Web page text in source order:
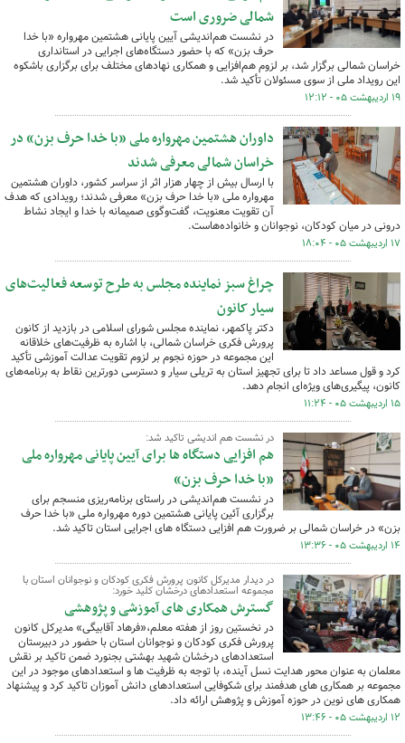
شمالی ضروری است
در نشست هم‌اندیشی آیین پایانی هشتمین مهرواره «با خدا
حرف بزن» که با حضور دستگاه‌های اجرایی در استانداری
خراسان شمالی برگزار شد، بر لزوم هم‌افزایی و همکاری نهادهای مختلف برای برگزاری باشکوه
این رویداد ملی از سوی مسئولان تأکید شد.
۱۹ اردیبهشت ۰۵ - ۱۲:۱۲
داوران هشتمین مهرواره ملی «با خدا حرف بزن» در
خراسان شمالی معرفی شدند
با ارسال بیش از چهار هزار اثر از سراسر کشور، داوران هشتمین
مهرواره ملی «با خدا حرف بزن» معرفی شدند؛ رویدادی که هدف
آن تقویت معنویت، گفت‌وگوی صمیمانه با خدا و ایجاد نشاط
درونی در میان کودکان، نوجوانان و خانواده‌هاست.
۱۷ اردیبهشت ۰۵ - ۱۸:۰۴
چراغ سبز نماینده مجلس به طرح توسعه فعالیت‌های
سیار کانون
دکتر پاکمهر، نماینده مجلس شورای اسلامی در بازدید از کانون
پرورش فکری خراسان شمالی، با اشاره به ظرفیت‌های خلاقانه
این مجموعه در حوزه نجوم بر لزوم تقویت عدالت آموزشی تأکید
کرد و قول مساعد داد تا برای تجهیز استان به تریلی سیار و دسترسی دورترین نقاط به برنامه‌های
کانون، پیگیری‌های ویژه‌ای انجام دهد.
۱۵ اردیبهشت ۰۵ - ۱۱:۲۴
در نشست هم اندیشی تاکید شد:
هم افزایی دستگاه ها برای آیین پایانی مهرواره ملی
«با خدا حرف بزن»
در نشست هم‌اندیشی در راستای برنامه‌ریزی منسجم برای
برگزاری آئین پایانی هشتمین دوره مهرواره ملی «با خدا حرف
بزن» در خراسان شمالی بر ضرورت هم افزایی دستگاه های اجرایی استان تاکید شد.
۱۴ اردیبهشت ۰۵ - ۱۳:۳۶
در دیدار مدیرکل کانون پرورش فکری کودکان و نوجوانان استان با
مجموعه استعدادهای درخشان کلید خورد:
گسترش همکاری های آموزشی و پژوهشی
در نخستین روز از هفته معلم،«فرهاد آقابیگی» مدیرکل کانون
پرورش فکری کودکان و نوجوانان استان با حضور در دبیرستان
استعدادهای درخشان شهید بهشتی بجنورد ضمن تاکید بر نقش
معلمان به عنوان محور هدایت نسل آینده، با توجه به ظرفیت ها و استعدادهای موجود در این
مجموعه بر همکاری های هدفمند برای شکوفایی استعدادهای دانش آموزان تاکید کرد و پیشنهاد
همکاری های نوین در حوزه آموزش و پژوهش ارائه داد.
۱۲ اردیبهشت ۰۵ - ۱۳:۴۶